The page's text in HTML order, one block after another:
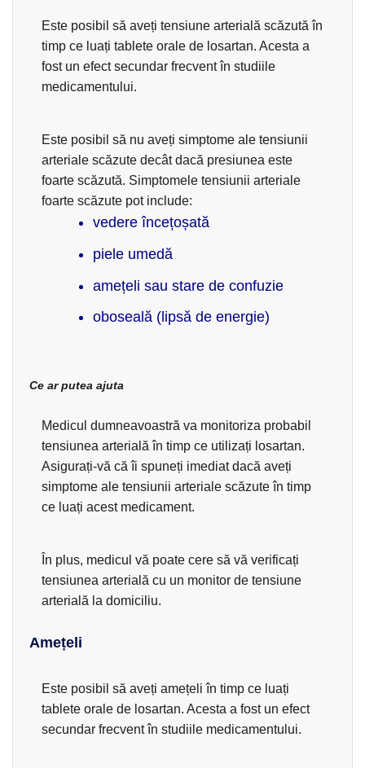
Este posibil să aveți tensiune arterială scăzută în
timp ce luați tablete orale de losartan. Acesta a
fost un efect secundar frecvent în studiile
medicamentului.
Este posibil să nu aveți simptome ale tensiunii
arteriale scăzute decât dacă presiunea este
foarte scăzută. Simptomele tensiunii arteriale
foarte scăzute pot include:
vedere încețoșată
piele umedă
amețeli sau stare de confuzie
oboseală (lipsă de energie)
Ce ar putea ajuta
Medicul dumneavoastră va monitoriza probabil
tensiunea arterială în timp ce utilizați losartan.
Asigurați-vă că îi spuneți imediat dacă aveți
simptome ale tensiunii arteriale scăzute în timp
ce luați acest medicament.
În plus, medicul vă poate cere să vă verificați
tensiunea arterială cu un monitor de tensiune
arterială la domiciliu.
Amețeli
Este posibil să aveți amețeli în timp ce luați
tablete orale de losartan. Acesta a fost un efect
secundar frecvent în studiile medicamentului.